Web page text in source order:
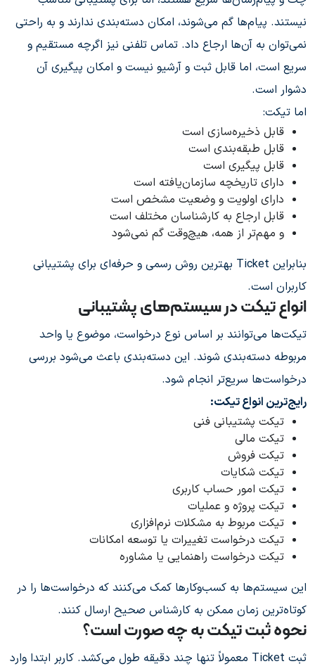
نیستند. پیام‌ها گم می‌شوند، امکان دسته‌بندی ندارند و به راحتی
نمی‌توان به آن‌ها ارجاع داد. تماس تلفنی نیز اگرچه مستقیم و
سریع است، اما قابل ثبت و آرشیو نیست و امکان پیگیری آن
دشوار است.
اما تیکت:
قابل ذخیره‌سازی است
قابل طبقه‌بندی است
قابل پیگیری است
دارای تاریخچه سازمان‌یافته است
دارای اولویت و وضعیت مشخص است
قابل ارجاع به کارشناسان مختلف است
و مهم‌تر از همه، هیچ‌وقت گم نمی‌شود
بنابراین Ticket بهترین روش رسمی و حرفه‌ای برای پشتیبانی
کاربران است.
انواع تیکت در سیستم‌های پشتیبانی
تیکت‌ها می‌توانند بر اساس نوع درخواست، موضوع یا واحد
مربوطه دسته‌بندی شوند. این دسته‌بندی باعث می‌شود بررسی
درخواست‌ها سریع‌تر انجام شود.
رایج‌ترین انواع تیکت:
تیکت پشتیبانی فنی
تیکت مالی
تیکت فروش
تیکت شکایات
تیکت امور حساب کاربری
تیکت پروژه و عملیات
تیکت مربوط به مشکلات نرم‌افزاری
تیکت درخواست تغییرات یا توسعه امکانات
تیکت درخواست راهنمایی یا مشاوره
این سیستم‌ها به کسب‌وکارها کمک می‌کنند که درخواست‌ها را در
کوتاه‌ترین زمان ممکن به کارشناس صحیح ارسال کنند.
نحوه ثبت تیکت به چه صورت است؟
ثبت Ticket معمولاً تنها چند دقیقه طول می‌کشد. کاربر ابتدا وارد